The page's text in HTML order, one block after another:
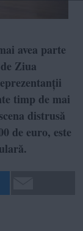
avea parte
Ziua
timp de mai
distrusă
de euro, este